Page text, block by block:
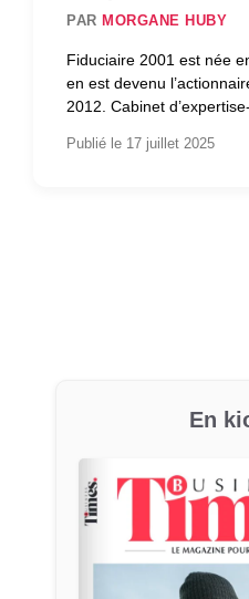
PAR MORGANE HUBY
Fiduciaire 2001 est née
en est devenu
2012. Cabinet
Publié le 17 juillet 2025
En